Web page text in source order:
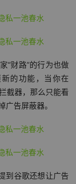
“财路”的行为也做
的功能，当你在
截器，那么只能看
告屏蔽器。
到谷歌还想让广告